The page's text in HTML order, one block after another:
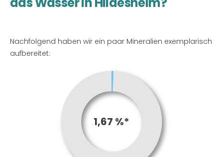
Nachfolgend haben wir ein paar Mineralien exemplarisch
aufbereitet:
1,67 %*